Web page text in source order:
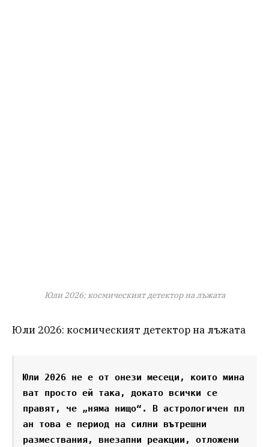
Юли 2026: космическият детектор на лъжата
Юли 2026: космическият детектор на лъжата
Юли 2026 не е от онези месеци, които мина
ват просто ей така, докато всички се
правят, че „няма нищо“. В астрологичен пл
ан това е период на силни вътрешни
размествания, внезапни реакции, отложени